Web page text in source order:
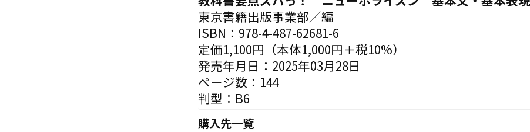
東京書籍出版事業部／編
ISBN：978-4-487-62681-6
定価1,100円（本体1,000円＋税10%）
発売年月日：2025年03月28日
ページ数：144
判型：B6
購入先一覧